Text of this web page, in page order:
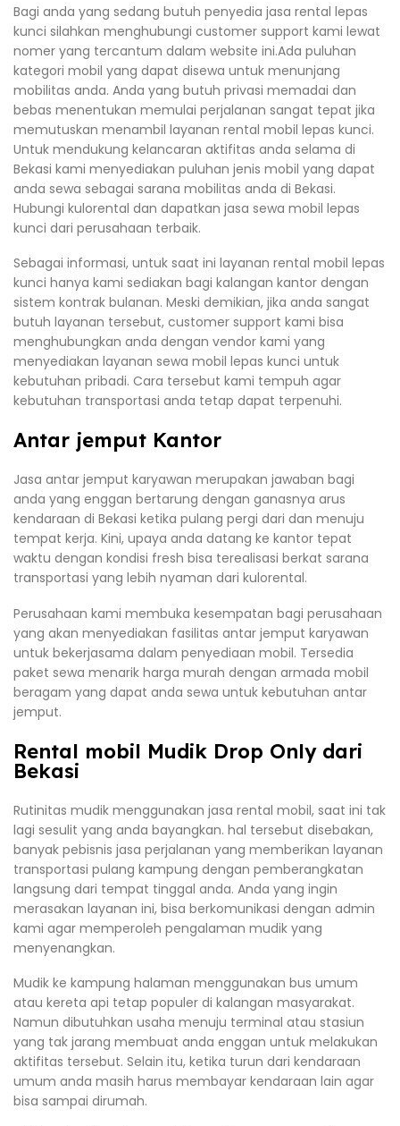
Bagi anda yang sedang butuh penyedia jasa rental lepas
kunci silahkan menghubungi customer support kami lewat
nomer yang tercantum dalam website ini.Ada puluhan
kategori mobil yang dapat disewa untuk menunjang
mobilitas anda. Anda yang butuh privasi memadai dan
bebas menentukan memulai perjalanan sangat tepat jika
memutuskan menambil layanan rental mobil lepas kunci.
Untuk mendukung kelancaran aktifitas anda selama di
Bekasi kami menyediakan puluhan jenis mobil yang dapat
anda sewa sebagai sarana mobilitas anda di Bekasi.
Hubungi kulorental dan dapatkan jasa sewa mobil lepas
kunci dari perusahaan terbaik.
Sebagai informasi, untuk saat ini layanan rental mobil lepas
kunci hanya kami sediakan bagi kalangan kantor dengan
sistem kontrak bulanan. Meski demikian, jika anda sangat
butuh layanan tersebut, customer support kami bisa
menghubungkan anda dengan vendor kami yang
menyediakan layanan sewa mobil lepas kunci untuk
kebutuhan pribadi. Cara tersebut kami tempuh agar
kebutuhan transportasi anda tetap dapat terpenuhi.
Antar jemput Kantor
Jasa antar jemput karyawan merupakan jawaban bagi
anda yang enggan bertarung dengan ganasnya arus
kendaraan di Bekasi ketika pulang pergi dari dan menuju
tempat kerja. Kini, upaya anda datang ke kantor tepat
waktu dengan kondisi fresh bisa terealisasi berkat sarana
transportasi yang lebih nyaman dari kulorental.
Perusahaan kami membuka kesempatan bagi perusahaan
yang akan menyediakan fasilitas antar jemput karyawan
untuk bekerjasama dalam penyediaan mobil. Tersedia
paket sewa menarik harga murah dengan armada mobil
beragam yang dapat anda sewa untuk kebutuhan antar
jemput.
Rental mobil Mudik Drop Only dari
Bekasi
Rutinitas mudik menggunakan jasa rental mobil, saat ini tak
lagi sesulit yang anda bayangkan. hal tersebut disebakan,
banyak pebisnis jasa perjalanan yang memberikan layanan
transportasi pulang kampung dengan pemberangkatan
langsung dari tempat tinggal anda. Anda yang ingin
merasakan layanan ini, bisa berkomunikasi dengan admin
kami agar memperoleh pengalaman mudik yang
menyenangkan.
Mudik ke kampung halaman menggunakan bus umum
atau kereta api tetap populer di kalangan masyarakat.
Namun dibutuhkan usaha menuju terminal atau stasiun
yang tak jarang membuat anda enggan untuk melakukan
aktifitas tersebut. Selain itu, ketika turun dari kendaraan
umum anda masih harus membayar kendaraan lain agar
bisa sampai dirumah.